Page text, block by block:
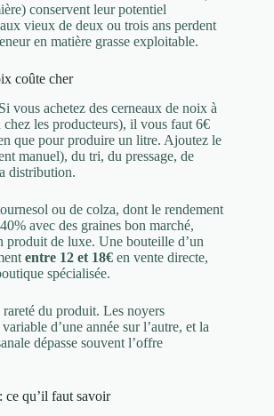
conservent leur potentiel
vieux de deux ou trois ans perdent
en matière grasse exploitable.
coûte cher
vous achetez des cerneaux de noix à
les producteurs), il vous faut 6€
que pour produire un litre. Ajoutez le
manuel), du tri, du pressage, de
distribution.
ou de colza, dont le rendement
avec des graines bon marché,
produit de luxe. Une bouteille d’un
entre 12 et 18€ en vente directe,
spécialisée.
du produit. Les noyers
d’une année sur l’autre, et la
dépasse souvent l’offre
ce qu’il faut savoir